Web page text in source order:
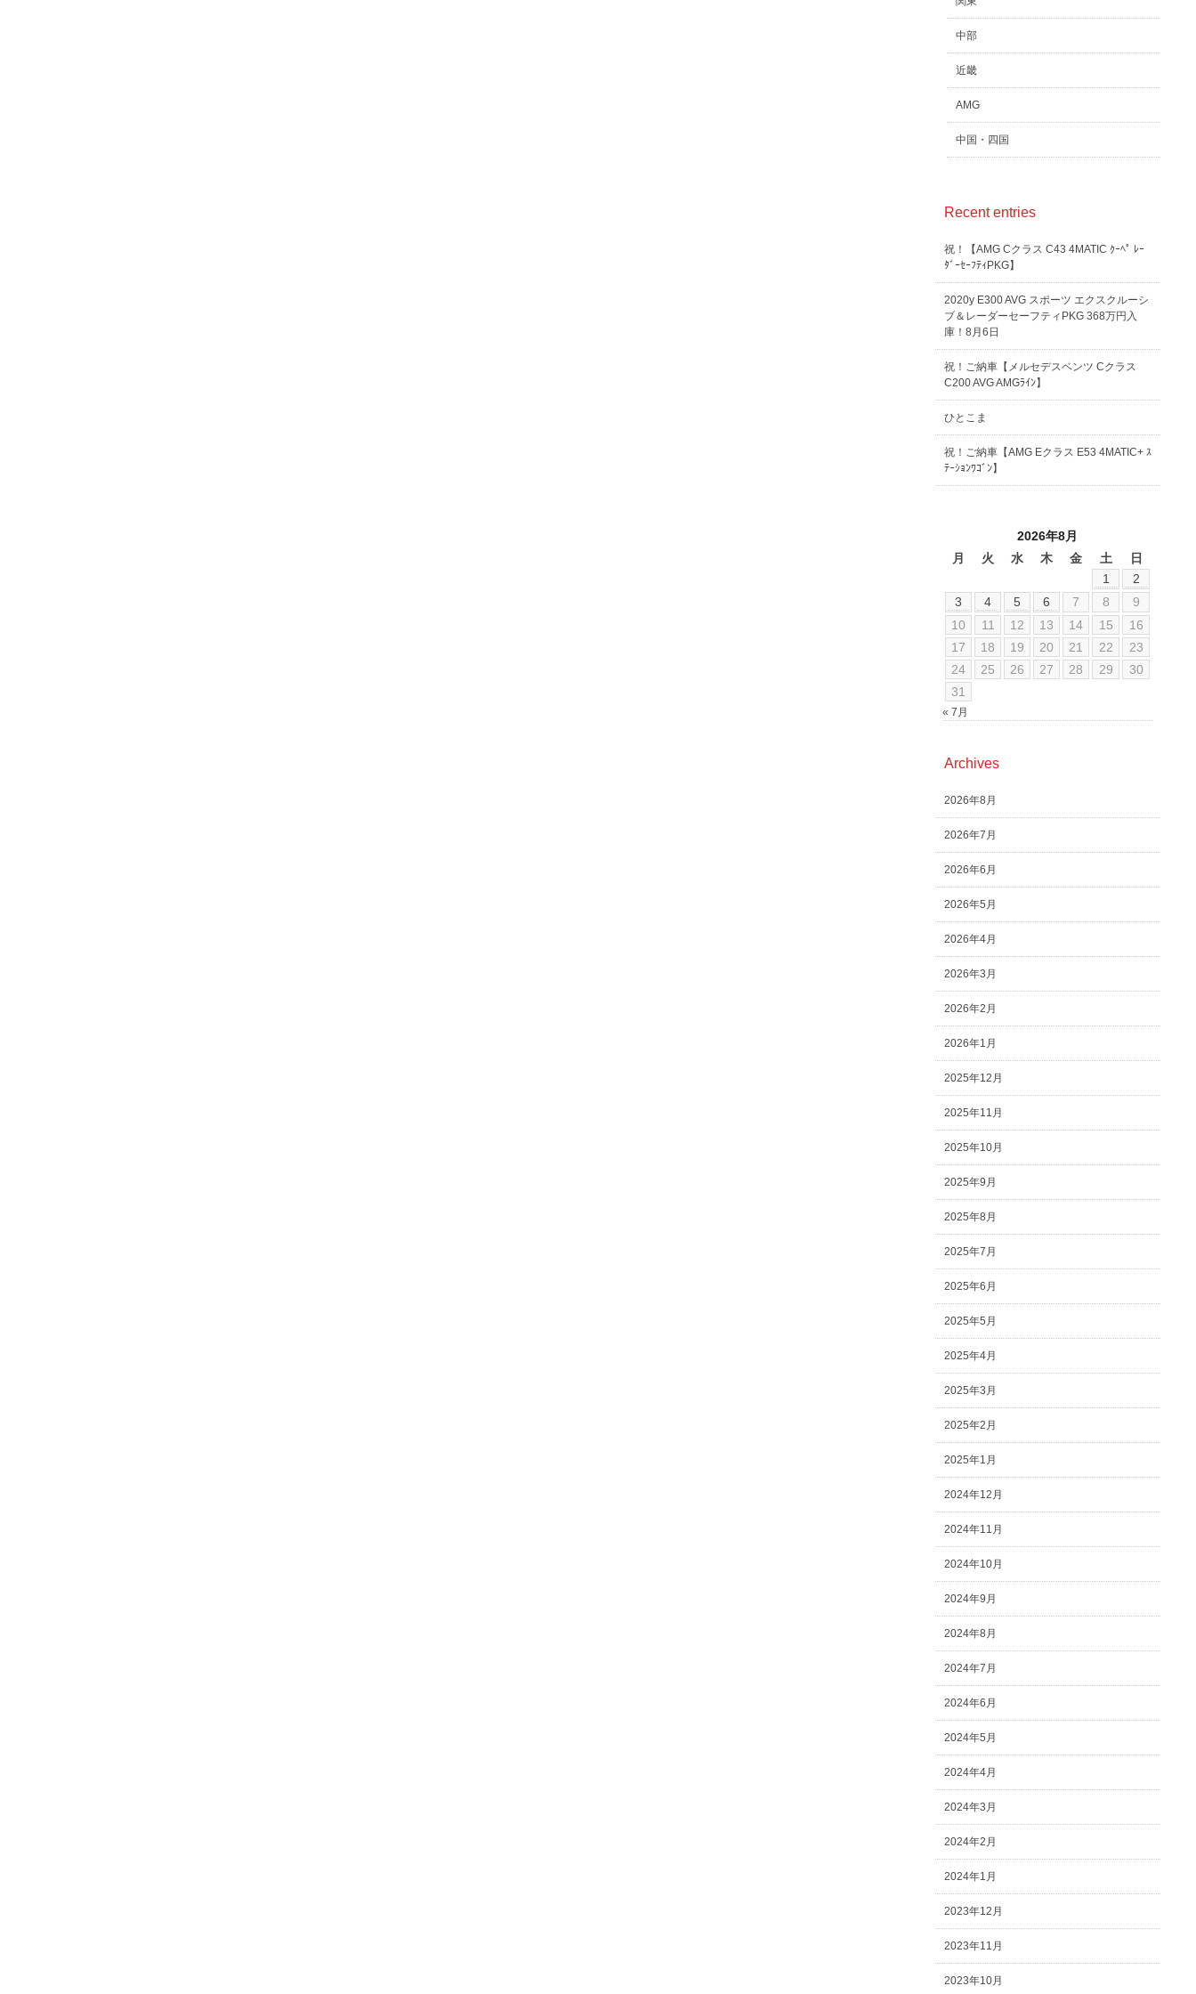
中部
近畿
AMG
中国・四国
Recent entries
祝！【AMG Cクラス C43 4MATIC ｸｰﾍﾟ ﾚｰ
ﾀﾞｰｾｰﾌﾃｨPKG】
2020y E300 AVG スポーツ エクスクルーシ
ブ＆レーダーセーフティPKG 368万円入
庫！8月6日
祝！ご納車【メルセデスベンツ Cクラス
C200 AVG AMGﾗｲﾝ】
ひとこま
祝！ご納車【AMG Eクラス E53 4MATIC+ ｽ
ﾃｰｼｮﾝﾜｺﾞﾝ】
2026年8月
月
火 水 木 金 土
日
1
2
3
4 5 6 7 8
9
10
11 12 13 14 15
16
17
18 19 20 21 22
23
24
25 26 27 28 29
30
31
« 7月
Archives
2026年8月
2026年7月
2026年6月
2026年5月
2026年4月
2026年3月
2026年2月
2026年1月
2025年12月
2025年11月
2025年10月
2025年9月
2025年8月
2025年7月
2025年6月
2025年5月
2025年4月
2025年3月
2025年2月
2025年1月
2024年12月
2024年11月
2024年10月
2024年9月
2024年8月
2024年7月
2024年6月
2024年5月
2024年4月
2024年3月
2024年2月
2024年1月
2023年12月
2023年11月
2023年10月